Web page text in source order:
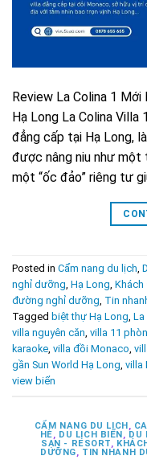
Review La Colina 1
Hạ Long La Colina
đẳng cấp tại Hạ Long,
được nâng niu như
một “ốc đảo” riêng tư
Posted in Cẩm nang du lịch,
nghỉ dưỡng, Hạ Long, Khách
đường nghỉ dưỡng, Tin
Tagged biệt thự Hạ Long, La
villa nguyên căn, villa 11
karaoke, villa đồi Monaco,
gần Sun World Hạ Long, villa
view biển
CẨM NANG DU LỊCH ,
HÈ, DU LỊCH BIỂN , DU
SẠN - RESORT,
DƯỠNG, TIN NHANH